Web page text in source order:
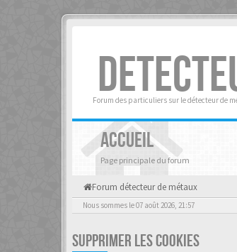
Forum des particuliers sur le détecteur de
ACCUEIL
Page principale du forum
Forum détecteur de métaux
Nous sommes le 07 août 2026, 21:57
SUPPRIMER LES COOKIES